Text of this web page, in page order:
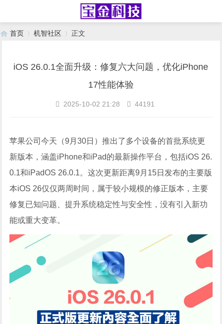
首页 机智社区 正文
iOS 26.0.1全面升级：修复六大问题，优化iPhone
17性能体验
2025-10-02 21:28 44191
苹果公司今天（9月30日）推出了多个设备的首批系统更
新版本，涵盖iPhone和iPad的最新操作平台，包括iOS 26.
0.1和iPadOS 26.0.1。这次更新距离9月15日发布的主要版
本iOS 26仅仅两周时间，属于较小规模的修正版本，主要
修复已知问题、提升系统稳定性与安全性，没有引入新功
能或重大变革。